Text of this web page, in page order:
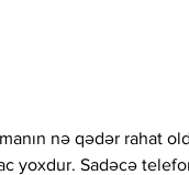
nə qədər rahat
yoxdur. Sadəcə